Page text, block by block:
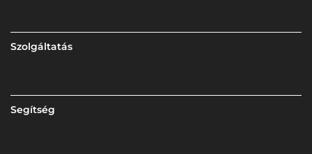
Szolgáltatás
Segítség